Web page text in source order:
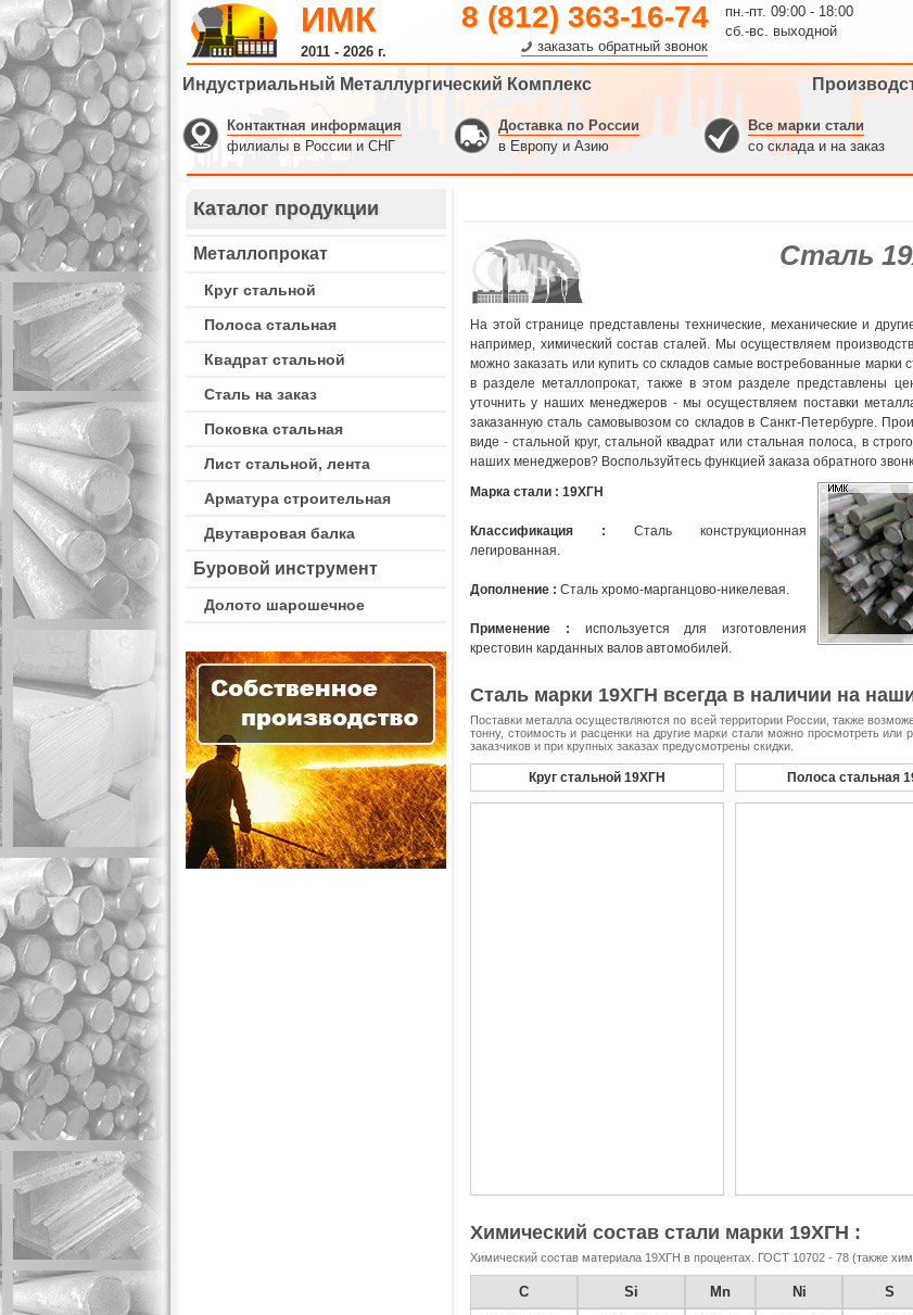
ИМК
2011 - 2026 г.
8 (812) 363-16-74
заказать обратный звонок
пн.-пт. 09:00 - 18:00
сб.-вс. выходной
Индустриальный Металлургический Комплекс
Контактная информация
филиалы в России и СНГ
Доставка по России
в Европу и Азию
Все марки стали
со склада и на заказ
Каталог продукции
Металлопрокат
Круг стальной
Полоса стальная
Квадрат стальной
Сталь на заказ
Поковка стальная
Лист стальной, лента
Арматура строительная
Двутавровая балка
Буровой инструмент
Долото шарошечное
Сталь
На этой странице представлены технические, механические и
например, химический состав сталей. Мы осуществляем
можно заказать или купить со складов самые востребованные
в разделеметаллопрокат, также в этом разделе представлены
уточнить у наших менеджеров - мы осуществляем поставки
заказанную сталь самовывозом со складов в Санкт-Петербурге.
виде -стальной круг,стальной квадрат илистальная полоса, в
наших менеджеров? Воспользуйтесь функцией заказа обратного
Марка стали : 19ХГН
Классификация : Сталь конструкционная
легированная.
Дополнение : Сталь хромо-марганцово-никелевая.
Применение : используется для изготовления
крестовин карданных валов автомобилей.
Сталь марки 19ХГН всегда в наличии на
Поставки металла осуществляются по всей территории России, также
тонну, стоимость и расценки на другие марки стали можно просмотреть или
заказчиков и при крупных заказах предусмотрены скидки.
Круг стальной 19ХГН Полоса стальная
Химический состав стали марки 19ХГН :
Химический состав материала 19ХГН в процентах. ГОСТ 10702 - 78 (также
C Si Mn Ni S